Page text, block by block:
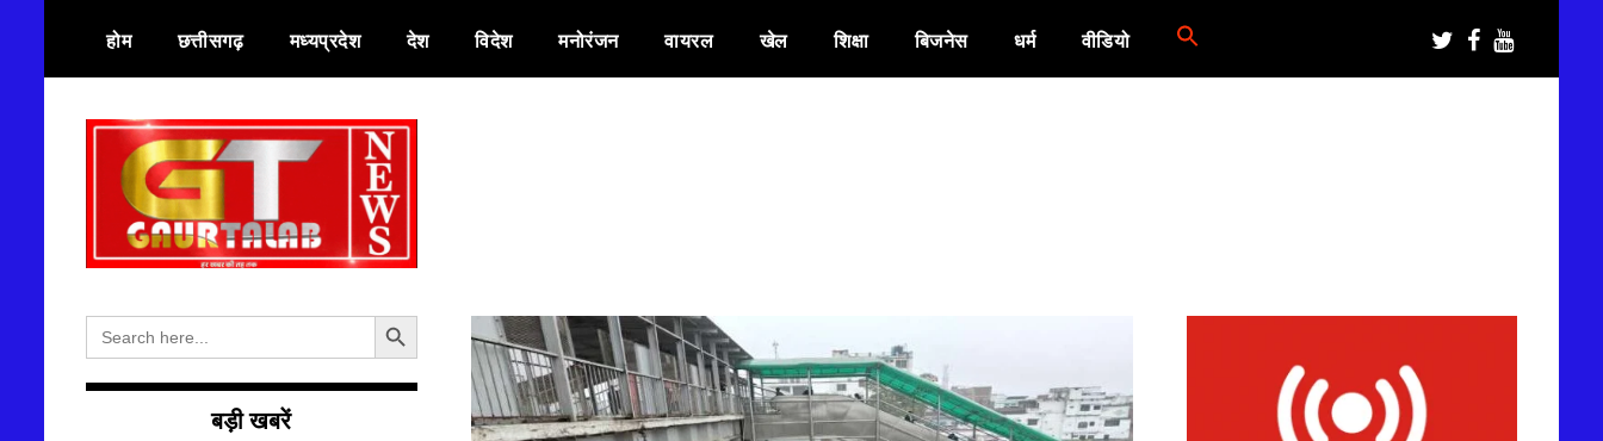
content
होम छत्तीसगढ़ मध्यप्रदेश देश विदेश मनोरंजन वायरल खेल शिक्षा बिजनेस धर्म वीडियो
गौरतलब न्यूज
Search
for:
Search Button
बड़ी खबरें